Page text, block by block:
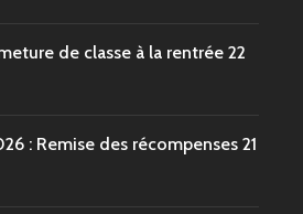
de classe à la rentrée 22
: Remise des récompenses 21